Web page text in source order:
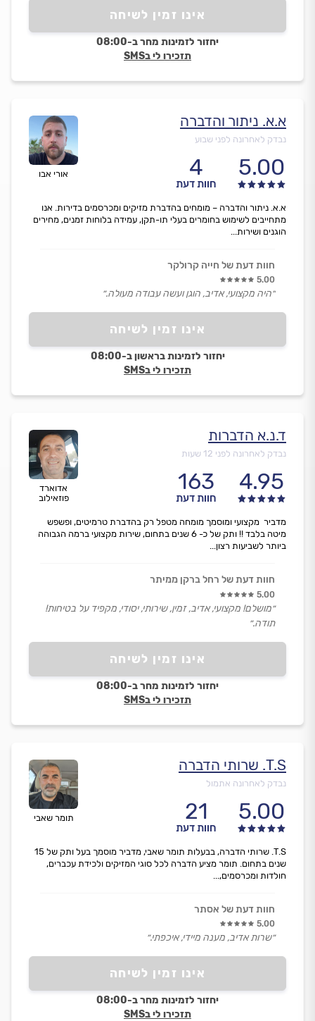
אינו זמין לשיחה
יחזור לזמינות מחר ב-08:00
תזכירו לי בSMS
אורי אבו
א.א. ניתור והדברה
נבדק לאחרונה לפני שבוע
5.00
4
חוות דעת
אינו זמין לשיחה
יחזור לזמינות בראשון ב-08:00
תזכירו לי בSMS
א.א. ניתור והדברה – מומחים בהדברת מזיקים ומכרסמים בדירות. אנו
מתחייבים לשימוש בחומרים בעלי תו-תקן, עמידה בלוחות זמנים, מחירים
הוגנים ושירות...
חוות דעת של חייה קרולקר
5.00
״היה מקצועי, אדיב, הוגן ועשה עבודה מעולה.״
אדוארד
פוזאילוב
ד.נ.א הדברות
נבדק לאחרונה לפני 12 שעות
4.95
163
חוות דעת
אינו זמין לשיחה
יחזור לזמינות מחר ב-08:00
תזכירו לי בSMS
מדביר מקצועי ומוסמך מומחה מטפל רק בהדברת טרמיטים, ופשפש
מיטה בלבד !! ותק של כ- 6 שנים בתחום, שירות מקצועי ברמה הגבוהה
ביותר לשביעות רצון...
חוות דעת של רחל ברקן ממיתר
5.00
״מושלם! מקצועי, אדיב, זמין, שירותי, יסודי, מקפיד על בטיחות!
תודה.״
תומר שאבי
T.S. שרותי הדברה
נבדק לאחרונה אתמול
5.00
21
חוות דעת
אינו זמין לשיחה
יחזור לזמינות מחר ב-08:00
תזכירו לי בSMS
T.S. שרותי הדברה, בבעלות תומר שאבי, מדביר מוסמך בעל ותק של 15
שנים בתחום. תומר מציע הדברה לכל סוגי המזיקים ולכידת עכברים,
חולדות ומכרסמים,...
חוות דעת של אסתר
5.00
״שרות אדיב, מענה מיידי, איכפתי.״